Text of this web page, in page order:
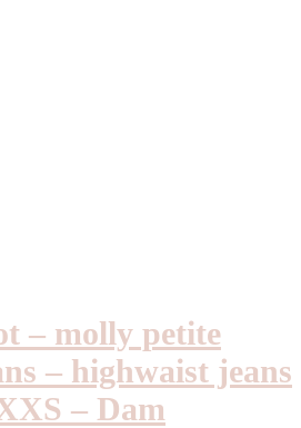
– molly petite
– highwaist jeans
– Dam